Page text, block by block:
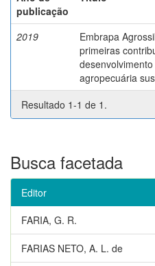
publicação
2019
Embrapa
primeiras
agropecuária
Resultado 1-1 de 1.
Busca facetada
Editor
FARIA, G. R.
FARIAS NETO, A. L. de